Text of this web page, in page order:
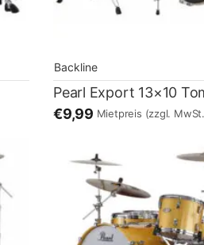
Backline
Pearl Export 13×10
€9,99 Mietpreis (zzgl.